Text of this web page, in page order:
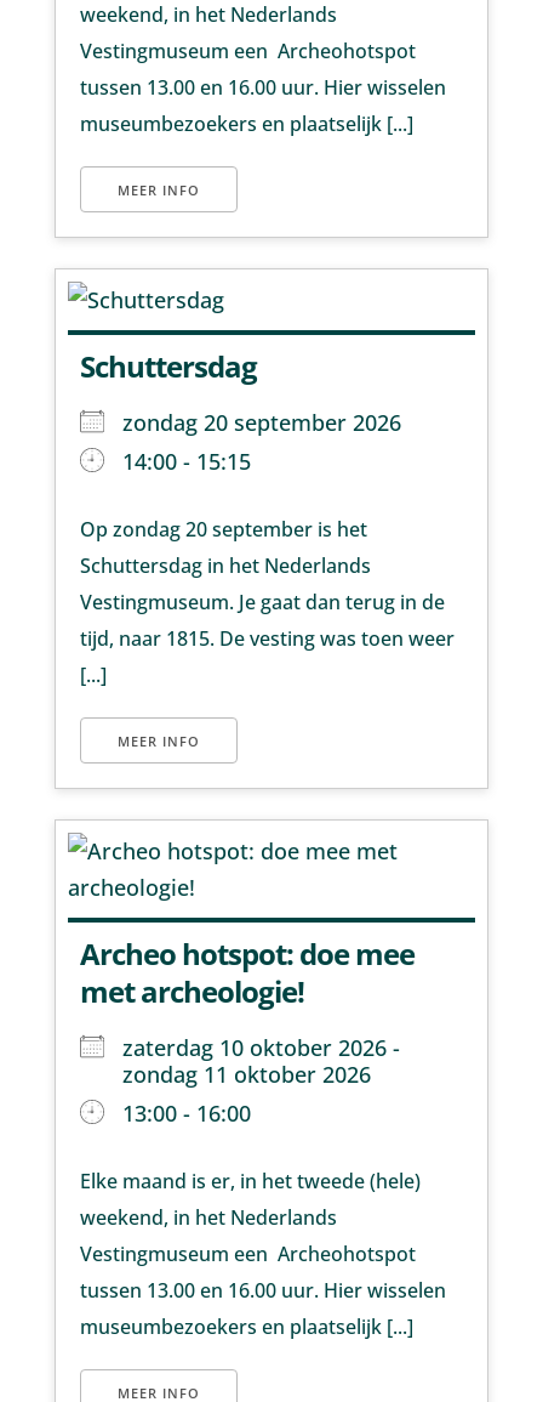
weekend, in het Nederlands
Vestingmuseum een Archeohotspot
tussen 13.00 en 16.00 uur. Hier wisselen
museumbezoekers en plaatselijk [...]
MEER INFO
Schuttersdag
zondag 20 september 2026
14:00 - 15:15
Op zondag 20 september is het
Schuttersdag in het Nederlands
Vestingmuseum. Je gaat dan terug in de
tijd, naar 1815. De vesting was toen weer
[...]
MEER INFO
Archeo hotspot: doe mee
met archeologie!
zaterdag 10 oktober 2026 -
zondag 11 oktober 2026
13:00 - 16:00
Elke maand is er, in het tweede (hele)
weekend, in het Nederlands
Vestingmuseum een Archeohotspot
tussen 13.00 en 16.00 uur. Hier wisselen
museumbezoekers en plaatselijk [...]
MEER INFO